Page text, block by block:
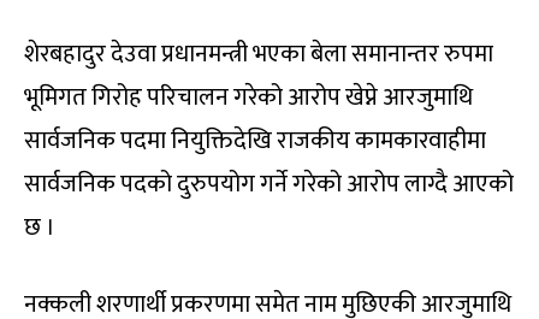
शेरबहादुर देउवा प्रधानमन्त्री भएका बेला समानान्तर रुपमा
भूमिगत गिरोह परिचालन गरेको आरोप खेप्ने आरजुमाथि
सार्वजनिक पदमा नियुक्तिदेखि राजकीय कामकारवाहीमा
सार्वजनिक पदको दुरुपयोग गर्ने गरेको आरोप लाग्दै आएको
छ ।
नक्कली शरणार्थी प्रकरणमा समेत नाम मुछिएकी आरजुमाथि